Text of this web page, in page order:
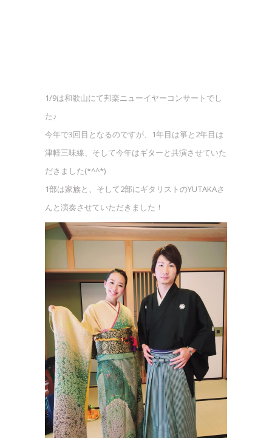
1/9は和歌山にて邦楽ニューイヤーコンサートでし
た♪
今年で3回目となるのですが、1年目は箏と2年目は
津軽三味線、そして今年はギターと共演させていた
だきました(*^^*)
1部は家族と、そして2部にギタリストのYUTAKAさ
んと演奏させていただきました！